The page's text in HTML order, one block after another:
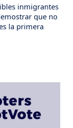
inmigrantes
que no
la primera